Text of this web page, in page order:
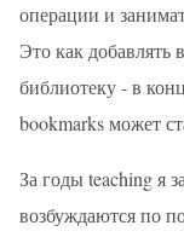
операции и
Это как
библиотеку - в
bookmarks может
За годы teaching я
возбуждаются по